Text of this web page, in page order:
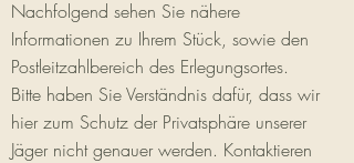
Nachfolgend sehen Sie nähere
Informationen zu Ihrem Stück, sowie den
Postleitzahlbereich des Erlegungsortes.
Bitte haben Sie Verständnis dafür, dass wir
hier zum Schutz der Privatsphäre unserer
Jäger nicht genauer werden. Kontaktieren